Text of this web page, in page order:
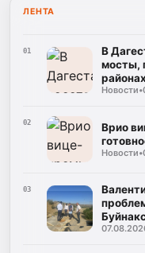
ЛЕНТА
01
В
мосты,
районах
Новости•
02
Врио
Новости•
03